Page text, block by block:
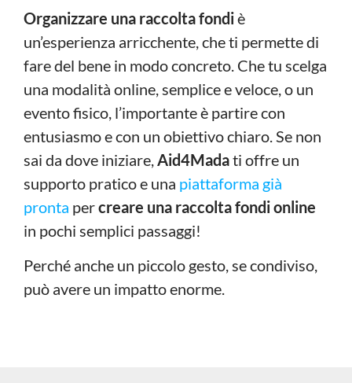
Organizzare una raccolta fondiè
un’esperienza arricchente, che ti permette di
fare del bene in modo concreto. Che tu scelga
una modalità online, semplice e veloce, o un
evento fisico, l’importante è partire con
entusiasmo e con un obiettivo chiaro. Se non
sai da dove iniziare,Aid4Madati offre un
supporto pratico e una piattaforma già
pronta percreare una raccolta fondi online
in pochi semplici passaggi!
Perché anche un piccolo gesto, se condiviso,
può avere un impatto enorme.